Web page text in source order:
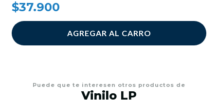
$37.900
AGREGAR AL CARRO
Puede que te interesen otros productos de
Vinilo LP